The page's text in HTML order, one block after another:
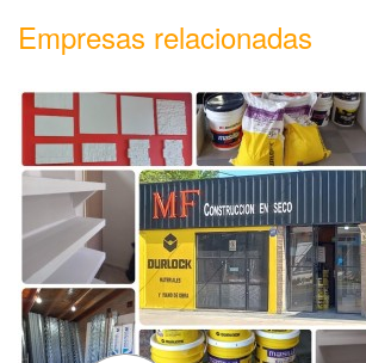
Empresas relacionadas